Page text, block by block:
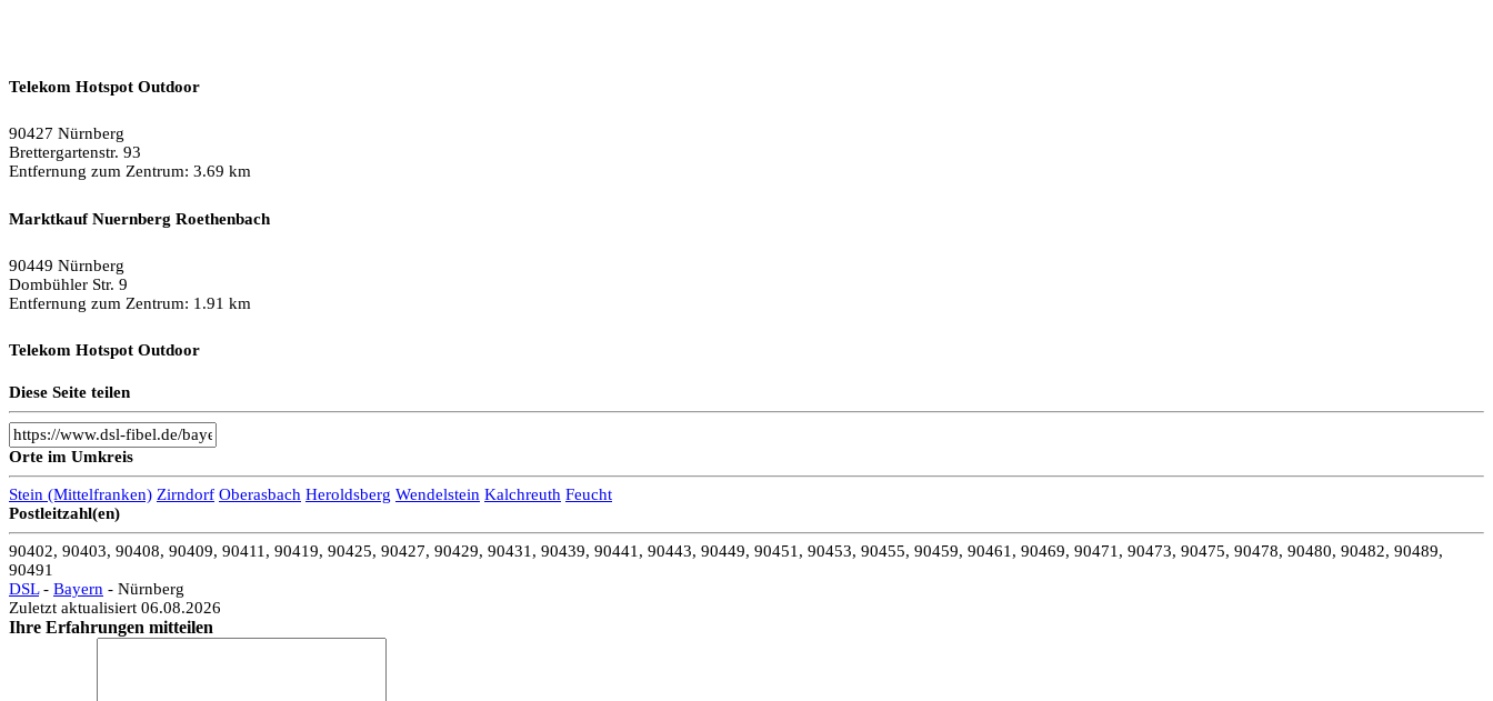
Telekom Hotspot Outdoor
90427 Nürnberg
Brettergartenstr. 93
Entfernung zum Zentrum: 3.69 km
Marktkauf Nuernberg Roethenbach
90449 Nürnberg
Dombühler Str. 9
Entfernung zum Zentrum: 1.91 km
Telekom Hotspot Outdoor
90449 Nürnberg
Dombühler Str. 9
Entfernung zum Zentrum: 2.03 km
DE_Suedwestparkhotel Nuremberg
90449 Nürnberg
Südwestpark 5
Entfernung zum Zentrum: 2.21 km
Telekom Shop
Diese Seite teilen
Orte im Umkreis
Stein (Mittelfranken) Zirndorf Oberasbach Heroldsberg Wendelstein Kalchreuth Feucht
Postleitzahl(en)
90402, 90403, 90408, 90409, 90411, 90419, 90425, 90427, 90429, 90431, 90439, 90441, 90443, 90449, 90451, 90453, 90455, 90459, 90461, 90469, 90471, 90473, 90475, 90478, 90480, 90482, 90489,
90491
DSL- Bayern - Nürnberg
Zuletzt aktualisiert 06.08.2026
Ihre Erfahrungen mitteilen